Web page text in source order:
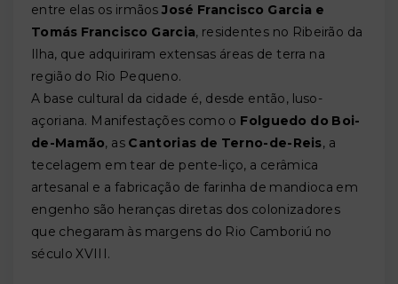
entre elas os irmãosJosé Francisco Garcia e
Tomás Francisco Garcia, residentes no Ribeirão da
Ilha, que adquiriram extensas áreas de terra na
região do Rio Pequeno.
A base cultural da cidade é, desde então, luso-
açoriana. Manifestações como o Folguedo do Boi-
de-Mamão, as Cantorias de Terno-de-Reis, a
tecelagem em tear de pente-liço, a cerâmica
artesanal e a fabricação de farinha de mandioca em
engenho são heranças diretas dos colonizadores
que chegaram às margens do Rio Camboriú no
século XVIII.